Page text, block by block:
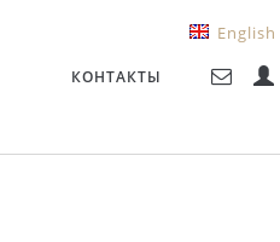
English
КОНТАКТЫ